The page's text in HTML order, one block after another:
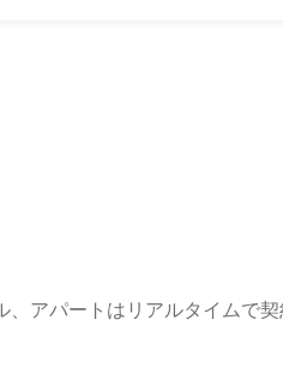
アパートはリアルタイムで